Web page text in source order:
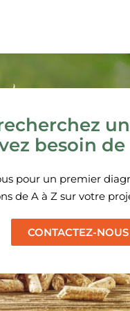
besoin
pour un premier
de A à Z sur votre
CONTACTEZ-NOUS